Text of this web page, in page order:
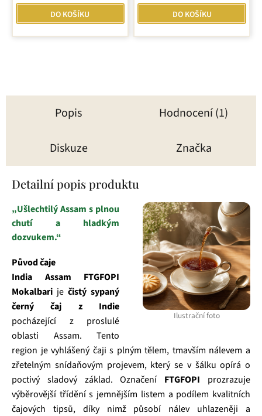
DO KOŠÍKU DO KOŠÍKU
Popis Hodnocení (1)
Diskuze Značka
Detailní popis produktu
Ilustrační foto
„Ušlechtilý Assam s plnou
chutí a hladkým
dozvukem.“
Původ čaje
India Assam FTGFOPI
Mokalbari ječistý sypaný
černý čaj z Indie
pocházející z proslulé
oblasti Assam. Tento
region je vyhlášený čaji s plným tělem, tmavším nálevem a
zřetelným snídaňovým projevem, který se v šálku opírá o
poctivý sladový základ. Označení FTGFOPI prozrazuje
výběrovější třídění s jemnějším listem a podílem kvalitních
čajových tipsů, díky nimž působí nálev uhlazeněji a